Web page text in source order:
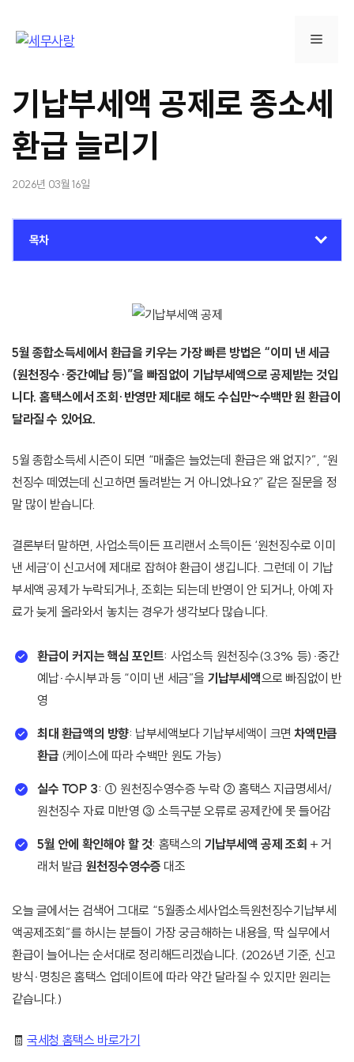
메
뉴
기납부세액 공제로 종소세
환급 늘리기
2026년 03월 16일
목차
5월 종합소득세에서 환급을 키우는 가장 빠른 방법은 “이미 낸 세금
(원천징수·중간예납 등)”을 빠짐없이 기납부세액으로 공제받는 것입
니다. 홈택스에서 조회·반영만 제대로 해도 수십만~수백만 원 환급이
달라질 수 있어요.
5월 종합소득세 시즌이 되면 “매출은 늘었는데 환급은 왜 없지?”, “원
천징수 떼였는데 신고하면 돌려받는 거 아니었나요?” 같은 질문을 정
말 많이 받습니다.
결론부터 말하면, 사업소득이든 프리랜서 소득이든 ‘원천징수로 이미
낸 세금’이 신고서에 제대로 잡혀야 환급이 생깁니다. 그런데 이 기납
부세액 공제가 누락되거나, 조회는 되는데 반영이 안 되거나, 아예 자
료가 늦게 올라와서 놓치는 경우가 생각보다 많습니다.
환급이 커지는 핵심 포인트: 사업소득 원천징수(3.3% 등)·중간
예납·수시부과 등 “이미 낸 세금”을 기납부세액으로 빠짐없이 반
영
최대 환급액의 방향: 납부세액보다 기납부세액이 크면차액만큼
환급 (케이스에 따라 수백만 원도 가능)
실수 TOP 3: ① 원천징수영수증 누락 ② 홈택스 지급명세서/
원천징수 자료 미반영 ③ 소득구분 오류로 공제칸에 못 들어감
5월 안에 확인해야 할 것: 홈택스의 기납부세액 공제 조회 + 거
래처 발급 원천징수영수증 대조
오늘 글에서는 검색어 그대로 “5월종소세사업소득원천징수기납부세
액공제조회”를 하시는 분들이 가장 궁금해하는 내용을, 딱 실무에서
환급이 늘어나는 순서대로 정리해드리겠습니다. (2026년 기준, 신고
방식·명칭은 홈택스 업데이트에 따라 약간 달라질 수 있지만 원리는
같습니다.)
🧾국세청 홈택스 바로가기